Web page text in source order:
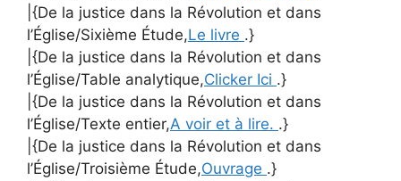
|{De la justice dans la Révolution et dans
l’Église/Sixième Étude,Le livre .}
|{De la justice dans la Révolution et dans
l’Église/Table analytique,Clicker Ici .}
|{De la justice dans la Révolution et dans
l’Église/Texte entier,A voir et à lire. .}
|{De la justice dans la Révolution et dans
l’Église/Troisième Étude,Ouvrage .}